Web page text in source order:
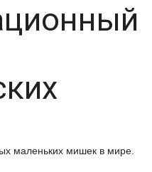
маленьких мишек в мире.